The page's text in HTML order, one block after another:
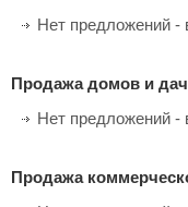
Нет предложений
Продажа домов и
Нет предложений
Продажа